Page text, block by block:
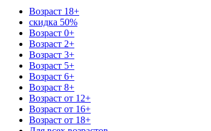
Возраст 18+
скидка 50%
Возраст 0+
Возраст 2+
Возраст 3+
Возраст 5+
Возраст 6+
Возраст 8+
Возраст от 12+
Возраст от 16+
Возраст от 18+